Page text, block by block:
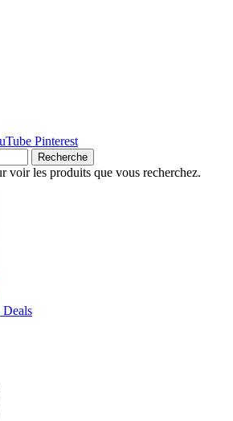
Pinterest
Recherche
voir les produits que vous recherchez.
Deals